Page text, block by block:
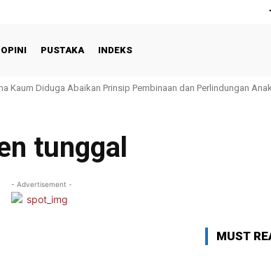
OPINI PUSTAKA INDEKS
Kaum Diduga Abaikan Prinsip Pembinaan dan Perlindungan Anak
tunggal
- Advertisement -
MUST